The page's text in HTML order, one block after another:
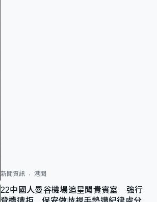
新聞資訊 港聞
22中國人曼谷機場追星闖貴賓室 強行